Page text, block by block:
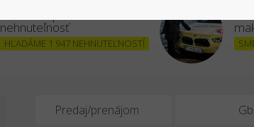
nehnuteľnosť
HĽADÁME 1 947 NEHNUTEĽNOSTÍ
Predaj/prenájom